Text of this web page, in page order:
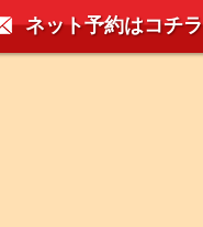
ネット予約はコチラ